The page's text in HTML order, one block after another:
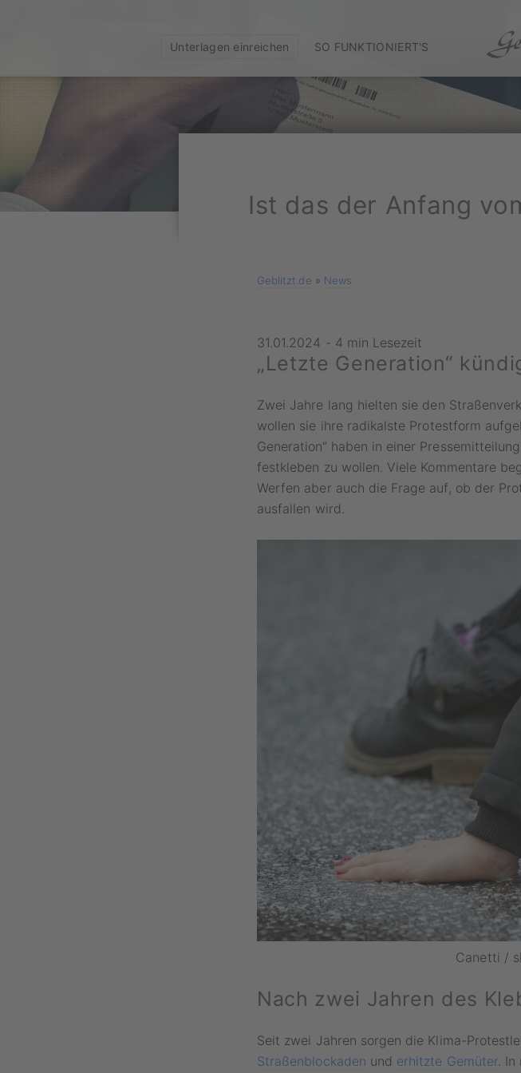
Unterlagen einreichen SO FUNKTIONIERT'S
Ist das der Anfang
Geblitzt.de » News
31.01.2024 - 4 min Lesezeit
„Letzte Generation“
Zwei Jahre lang hielten sie den
wollen sie ihre radikalste Protestform
Generation“ haben in einer
festkleben zu wollen. Viele Kommentare
Werfen aber auch die Frage auf, ob der
ausfallen wird.
Canetti /
Nach zwei Jahren des
Seit zwei Jahren sorgen die Klima-
Straßenblockaden und erhitzte Gemüter. In